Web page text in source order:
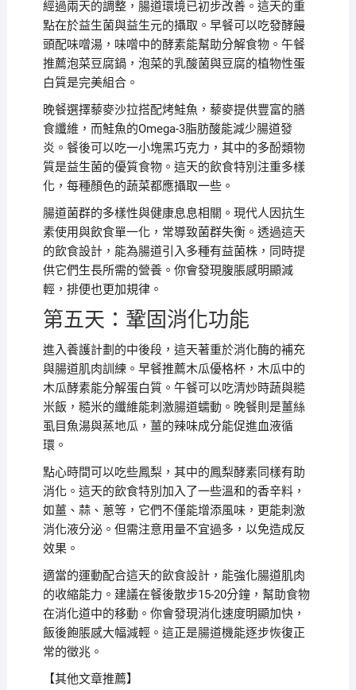
經過兩天的調整，腸道環境已初步改善。這天的重
點在於益生菌與益生元的攝取。早餐可以吃發酵饅
頭配味噌湯，味噌中的酵素能幫助分解食物。午餐
推薦泡菜豆腐鍋，泡菜的乳酸菌與豆腐的植物性蛋
白質是完美組合。
晚餐選擇藜麥沙拉搭配烤鮭魚，藜麥提供豐富的膳
食纖維，而鮭魚的Omega-3脂肪酸能減少腸道發
炎。餐後可以吃一小塊黑巧克力，其中的多酚類物
質是益生菌的優質食物。這天的飲食特別注重多樣
化，每種顏色的蔬菜都應攝取一些。
腸道菌群的多樣性與健康息息相關。現代人因抗生
素使用與飲食單一化，常導致菌群失衡。透過這天
的飲食設計，能為腸道引入多種有益菌株，同時提
供它們生長所需的營養。你會發現腹脹感明顯減
輕，排便也更加規律。
第五天：鞏固消化功能
進入養護計劃的中後段，這天著重於消化酶的補充
與腸道肌肉訓練。早餐推薦木瓜優格杯，木瓜中的
木瓜酵素能分解蛋白質。午餐可以吃清炒時蔬與糙
米飯，糙米的纖維能刺激腸道蠕動。晚餐則是薑絲
虱目魚湯與蒸地瓜，薑的辣味成分能促進血液循
環。
點心時間可以吃些鳳梨，其中的鳳梨酵素同樣有助
消化。這天的飲食特別加入了一些溫和的香辛料，
如薑、蒜、蔥等，它們不僅能增添風味，更能刺激
消化液分泌。但需注意用量不宜過多，以免造成反
效果。
適當的運動配合這天的飲食設計，能強化腸道肌肉
的收縮能力。建議在餐後散步15-20分鐘，幫助食物
在消化道中的移動。你會發現消化速度明顯加快，
飯後飽脹感大幅減輕。這正是腸道機能逐步恢復正
常的徵兆。
【其他文章推薦】